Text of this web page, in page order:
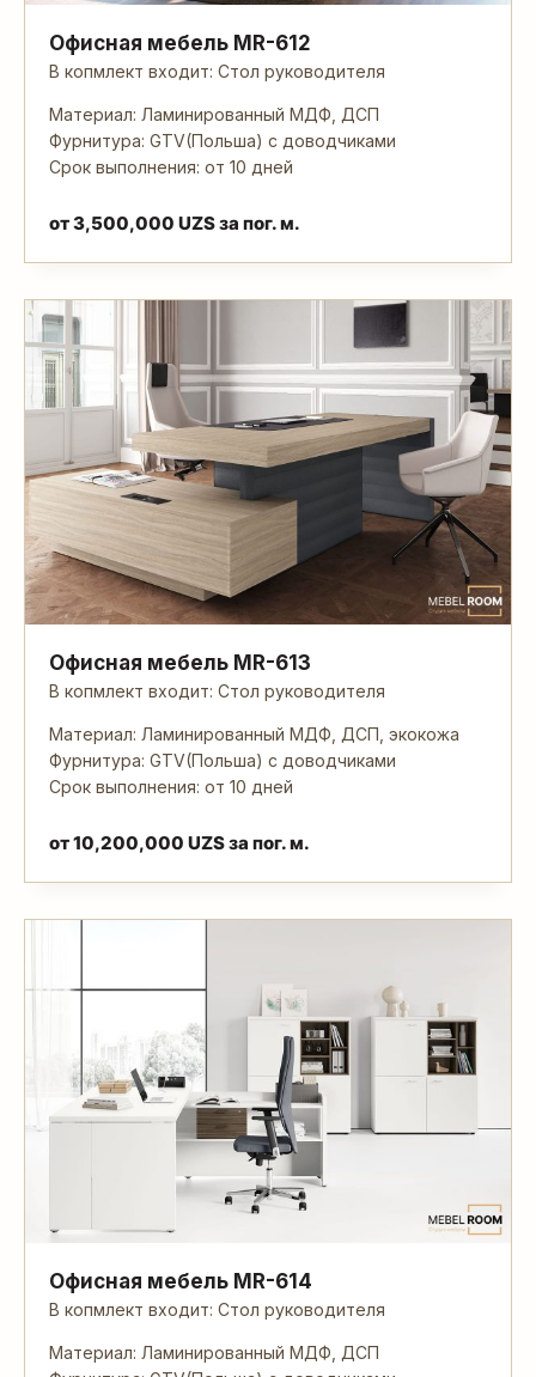
Офисная мебель MR-612
В копмлект входит: Стол руководителя
Материал: Ламинированный МДФ, ДСП
Фурнитура: GTV(Польша) с доводчиками
Срок выполнения: от 10 дней
от3,500,000 UZSза пог. м.
Офисная мебель MR-613
В копмлект входит: Стол руководителя
Материал: Ламинированный МДФ, ДСП, экокожа
Фурнитура: GTV(Польша) с доводчиками
Срок выполнения: от 10 дней
от10,200,000 UZSза пог. м.
Офисная мебель MR-614
В копмлект входит: Стол руководителя
Материал: Ламинированный МДФ, ДСП